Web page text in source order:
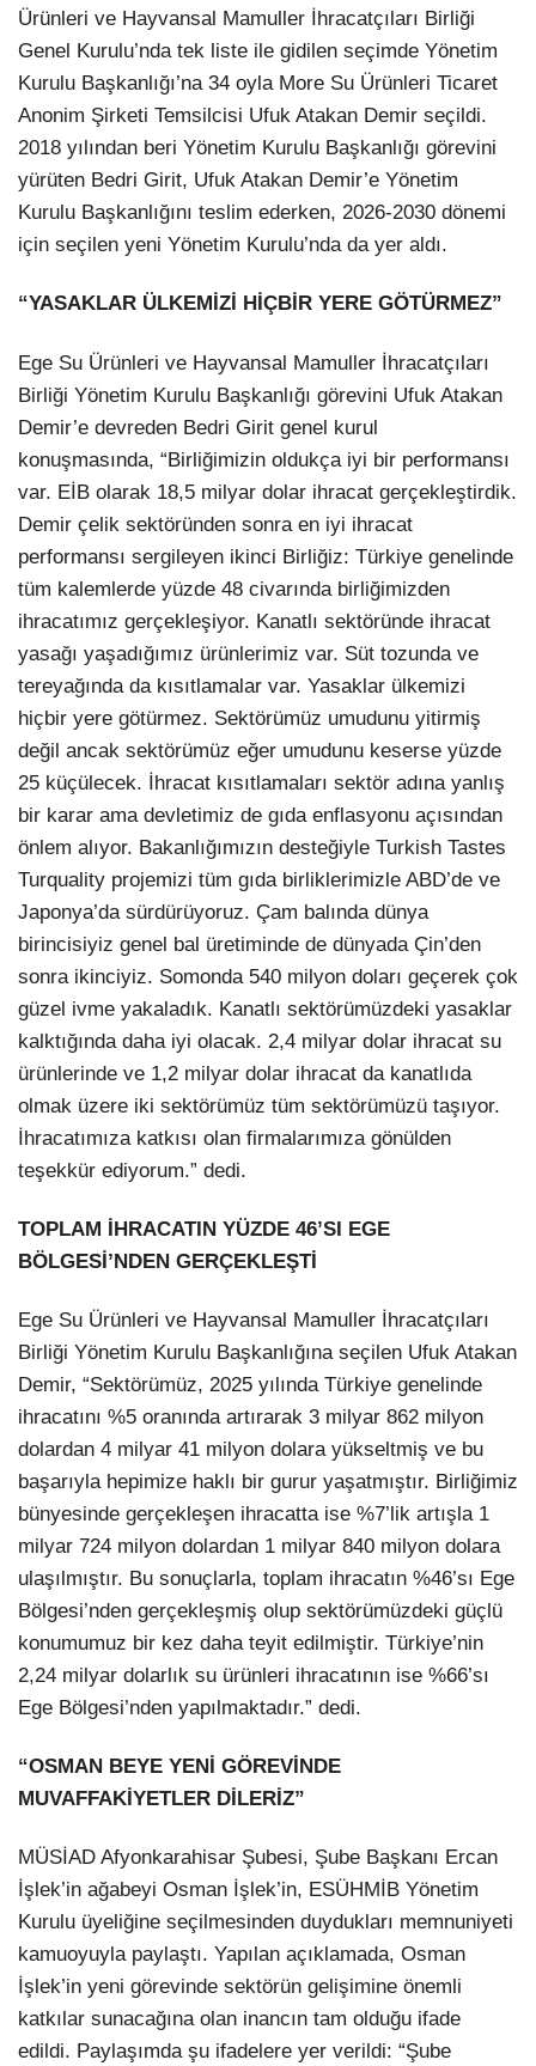
Ürünleri ve Hayvansal Mamuller İhracatçıları Birliği
Genel Kurulu’nda tek liste ile gidilen seçimde Yönetim
Kurulu Başkanlığı’na 34 oyla More Su Ürünleri Ticaret
Anonim Şirketi Temsilcisi Ufuk Atakan Demir seçildi.
2018 yılından beri Yönetim Kurulu Başkanlığı görevini
yürüten Bedri Girit, Ufuk Atakan Demir’e Yönetim
Kurulu Başkanlığını teslim ederken, 2026-2030 dönemi
için seçilen yeni Yönetim Kurulu’nda da yer aldı.
“YASAKLAR ÜLKEMİZİ HİÇBİR YERE GÖTÜRMEZ”
Ege Su Ürünleri ve Hayvansal Mamuller İhracatçıları
Birliği Yönetim Kurulu Başkanlığı görevini Ufuk Atakan
Demir’e devreden Bedri Girit genel kurul
konuşmasında, “Birliğimizin oldukça iyi bir performansı
var. EİB olarak 18,5 milyar dolar ihracat gerçekleştirdik.
Demir çelik sektöründen sonra en iyi ihracat
performansı sergileyen ikinci Birliğiz: Türkiye genelinde
tüm kalemlerde yüzde 48 civarında birliğimizden
ihracatımız gerçekleşiyor. Kanatlı sektöründe ihracat
yasağı yaşadığımız ürünlerimiz var. Süt tozunda ve
tereyağında da kısıtlamalar var. Yasaklar ülkemizi
hiçbir yere götürmez. Sektörümüz umudunu yitirmiş
değil ancak sektörümüz eğer umudunu keserse yüzde
25 küçülecek. İhracat kısıtlamaları sektör adına yanlış
bir karar ama devletimiz de gıda enflasyonu açısından
önlem alıyor. Bakanlığımızın desteğiyle Turkish Tastes
Turquality projemizi tüm gıda birliklerimizle ABD’de ve
Japonya’da sürdürüyoruz. Çam balında dünya
birincisiyiz genel bal üretiminde de dünyada Çin’den
sonra ikinciyiz. Somonda 540 milyon doları geçerek çok
güzel ivme yakaladık. Kanatlı sektörümüzdeki yasaklar
kalktığında daha iyi olacak. 2,4 milyar dolar ihracat su
ürünlerinde ve 1,2 milyar dolar ihracat da kanatlıda
olmak üzere iki sektörümüz tüm sektörümüzü taşıyor.
İhracatımıza katkısı olan firmalarımıza gönülden
teşekkür ediyorum.” dedi.
TOPLAM İHRACATIN YÜZDE 46’SI EGE
BÖLGESİ’NDEN GERÇEKLEŞTİ
Ege Su Ürünleri ve Hayvansal Mamuller İhracatçıları
Birliği Yönetim Kurulu Başkanlığına seçilen Ufuk Atakan
Demir, “Sektörümüz, 2025 yılında Türkiye genelinde
ihracatını %5 oranında artırarak 3 milyar 862 milyon
dolardan 4 milyar 41 milyon dolara yükseltmiş ve bu
başarıyla hepimize haklı bir gurur yaşatmıştır. Birliğimiz
bünyesinde gerçekleşen ihracatta ise %7’lik artışla 1
milyar 724 milyon dolardan 1 milyar 840 milyon dolara
ulaşılmıştır. Bu sonuçlarla, toplam ihracatın %46’sı Ege
Bölgesi’nden gerçekleşmiş olup sektörümüzdeki güçlü
konumumuz bir kez daha teyit edilmiştir. Türkiye’nin
2,24 milyar dolarlık su ürünleri ihracatının ise %66’sı
Ege Bölgesi’nden yapılmaktadır.” dedi.
“OSMAN BEYE YENİ GÖREVİNDE
MUVAFFAKİYETLER DİLERİZ”
MÜSİAD Afyonkarahisar Şubesi, Şube Başkanı Ercan
İşlek’in ağabeyi Osman İşlek’in, ESÜHMİB Yönetim
Kurulu üyeliğine seçilmesinden duydukları memnuniyeti
kamuoyuyla paylaştı. Yapılan açıklamada, Osman
İşlek’in yeni görevinde sektörün gelişimine önemli
katkılar sunacağına olan inancın tam olduğu ifade
edildi. Paylaşımda şu ifadelere yer verildi: “Şube